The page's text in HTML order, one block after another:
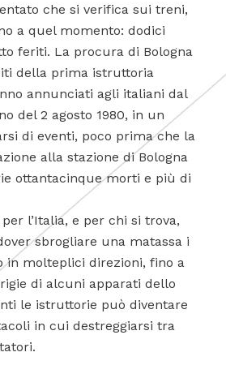
che si verifica sui treni,
a quel momento: dodici
feriti. La procura di Bologna
della prima istruttoria
annunciati agli italiani dal
del 2 agosto 1980, in un
di eventi, poco prima che la
alla stazione di Bologna
ottantacinque morti e più di
l’Italia, e per chi si trova,
sbrogliare una matassa i
in molteplici direzioni, fino a
di alcuni apparati dello
le istruttorie può diventare
in cui destreggiarsi tra